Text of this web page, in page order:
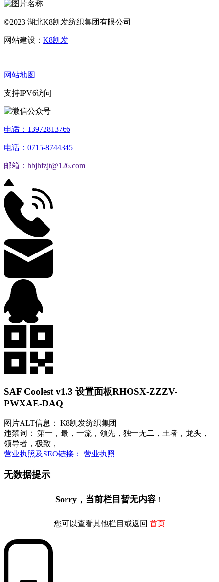
©2023 湖北K8凯发纺织集团有限公司
网站建设： K8凯发
网站地图
支持IPV6访问
电话：13972813766
电话：0715-8744345
邮箱：hbjhfzjt@126.com
SAF Coolest v1.3 设置面板RHOSX-ZZZV-
PWXAE-DAQ
图片ALT信息： K8凯发纺织集团
违禁词： 第一，最，一流，领先，独一无二，王者，龙头，
领导者，极致，
营业执照及SEO链接： 营业执照
无数据提示
Sorry，当前栏目暂无内容 ！
您可以查看其他栏目或返回 首页